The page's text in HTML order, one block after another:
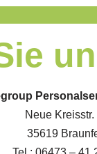
Neue Kreisstr.
35619